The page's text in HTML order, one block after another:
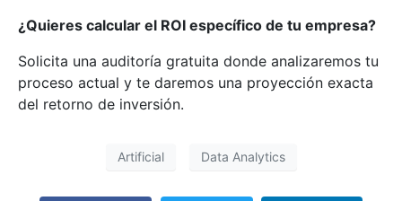
¿Quieres calcular el ROI específico de tu empresa?
Solicita una auditoría gratuita donde analizaremos tu
proceso actual y te daremos una proyección exacta
del retorno de inversión.
Artificial Data Analytics